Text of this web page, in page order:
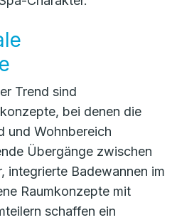
Trend sind
bei denen die
und Wohnbereich
Übergänge zwischen
integrierte Badewannen im
Raumkonzepte mit
schaffen ein